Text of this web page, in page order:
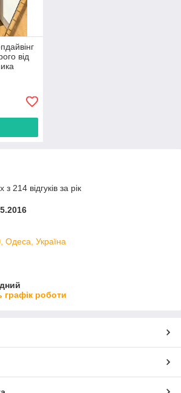
від
214 відгуків за рік
Одеса, Україна
графік роботи